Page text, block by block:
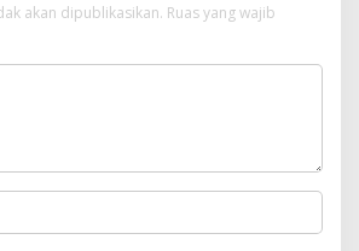
akan dipublikasikan. Ruas yang wajib